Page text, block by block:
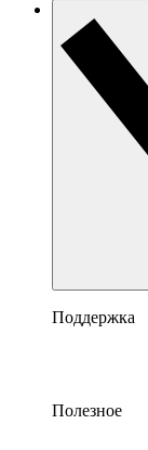
Поддержка
Полезное